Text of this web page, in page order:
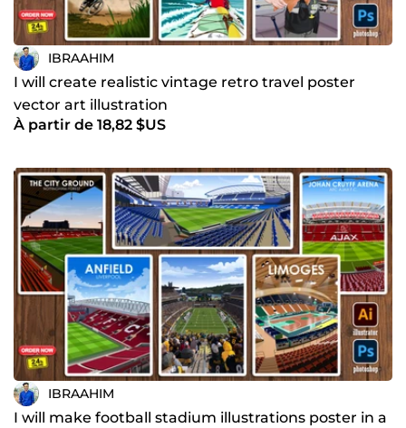
IBRAAHIM
I will create realistic vintage retro travel poster
vector art illustration
À partir de 18,82 $US
IBRAAHIM
I will make football stadium illustrations poster in a